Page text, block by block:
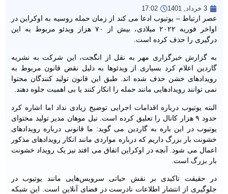
3 خرداد, 1401 17:02
عصر ارتباط – یوتیوب ادعا می کند از زمان حمله روسیه به اوکراین در
اواخر فوریه ۲۰۲۲ میلادی، بیش از ۷۰ هزار ویدئو مربوط به این
درگیری را حذف کرده است.
به گزارش خبرگزاری مهر به نقل از انگجت، این شرکت به نشریه
گاردین اعلام کرد بسیاری از ویدئوها به دلیل نقض قانون مربوط به
رویدادهای خشن حذف شده اند. طبق این قانون تولید کنندگان محتوا
نمی توانند رویدادهایی مانند حمله را انکار کنند یا بی اهمیت جلوه دهند.
البته یوتیوب درباره اقدامات اجرایی توضیح زیادی نداد اما اشاره کرد
حدود ۹ هزار کانال را تعلیق کرده است. نیل موهان مدیر تولید محتوای
یوتیوب در این باره به گاردین می گوید: ما قانونی درباره رویدادهای
خشونت بار بزرگ داریم که درباره مواردی مانند انکار رویدادهای مذکور
اعمال می شود. آنچه در اوکراین اتفاق می افتد نیز یک رویداد خشونت
بار بزرگ است.
در حقیقت تاکیدی بر نقش حیاتی سرویس‌هایی مانند یوتیوب در
جلوگیری از انتشار اطلاعات نادرست در فضای آنلاین است. این شبکه